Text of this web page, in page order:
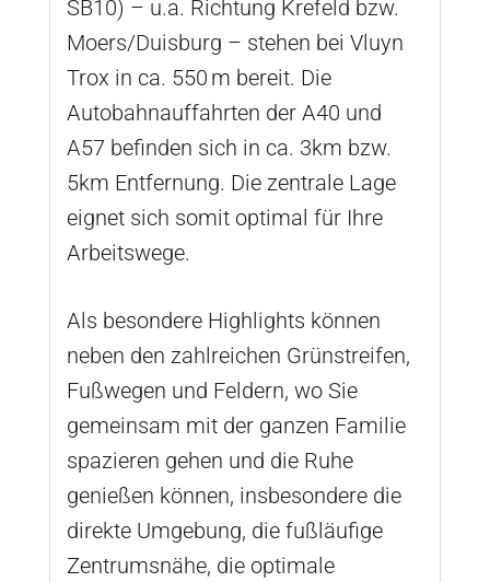
SB10) – u.a. Richtung Krefeld bzw.
Moers/Duisburg – stehen bei Vluyn
Trox in ca. 550 m bereit. Die
Autobahnauffahrten der A40 und
A57 befinden sich in ca. 3km bzw.
5km Entfernung. Die zentrale Lage
eignet sich somit optimal für Ihre
Arbeitswege.
Als besondere Highlights können
neben den zahlreichen Grünstreifen,
Fußwegen und Feldern, wo Sie
gemeinsam mit der ganzen Familie
spazieren gehen und die Ruhe
genießen können, insbesondere die
direkte Umgebung, die fußläufige
Zentrumsnähe, die optimale